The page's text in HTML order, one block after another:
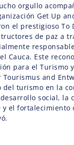
orgullo
Get Up
el prestigioso To
de paz a
Cauca. Este
para el Turismo
and
del turismo en la
social, la
y el fortalecimiento